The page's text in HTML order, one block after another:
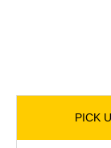
PICK